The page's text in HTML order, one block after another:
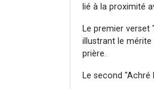
lié à la proximité
Le premier verset
illustrant le mérite
prière.
Le second